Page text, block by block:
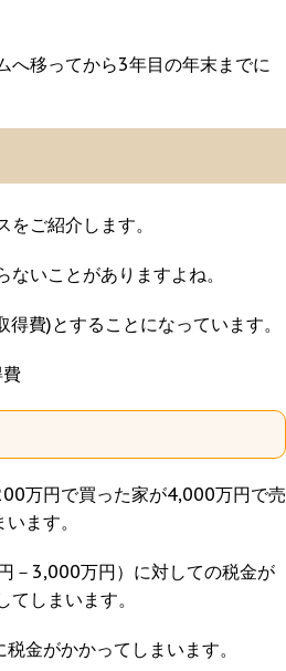
へ移ってから3年目の年末までに
ご紹介します。
いことがありますよね。
費)とすることになっています。
費
万円で買った家が4,000万円で売
ます。
－3,000万円）に対しての税金が
しまいます。
金がかかってしまいます。